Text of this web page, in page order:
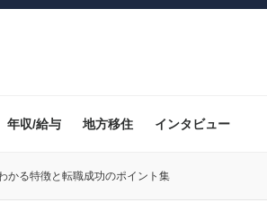
年収/給与 地方移住 インタビュー
かる特徴と転職成功のポイント集